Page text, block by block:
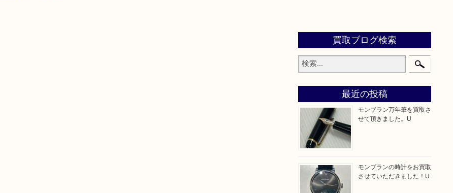
買取ブログ検索
最近の投稿
モンブラン万年筆を買取さ
せて頂きました。U
モンブランの時計をお買取
させていただきました！U